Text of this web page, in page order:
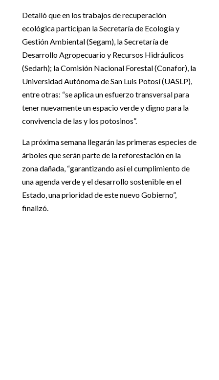
Detalló que en los trabajos de recuperación
ecológica participan la Secretaría de Ecología y
Gestión Ambiental (Segam), la Secretaría de
Desarrollo Agropecuario y Recursos Hidráulicos
(Sedarh); la Comisión Nacional Forestal (Conafor), la
Universidad Autónoma de San Luis Potosí (UASLP),
entre otras: “se aplica un esfuerzo transversal para
tener nuevamente un espacio verde y digno para la
convivencia de las y los potosinos”.
La próxima semana llegarán las primeras especies de
árboles que serán parte de la reforestación en la
zona dañada, “garantizando así el cumplimiento de
una agenda verde y el desarrollo sostenible en el
Estado, una prioridad de este nuevo Gobierno”,
finalizó.